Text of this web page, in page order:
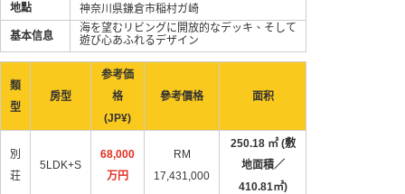
地點
神奈川県鎌倉市稲村ガ崎
基本信息
海を望むリビングに開放的なデッキ、そして
遊び心あふれるデザイン
類
型
房型
参考価
格
(JP¥)
參考價格 面积
別
荘
5LDK+S
68,000
万円
RM
17,431,000
250.18 ㎡ (敷
地面積／
410.81㎡)